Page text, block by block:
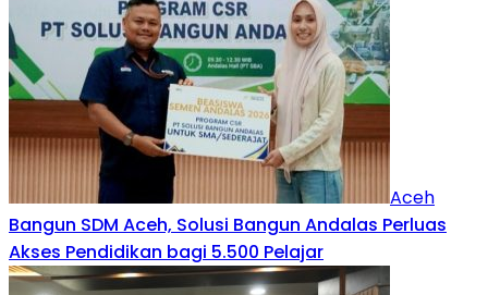
Aceh
Bangun SDM Aceh, Solusi Bangun Andalas Perluas
Akses Pendidikan bagi 5.500 Pelajar